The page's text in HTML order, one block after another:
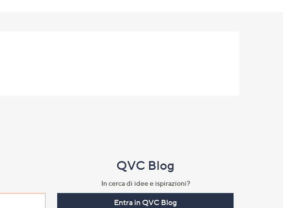
QVC Blog
In cerca di idee e ispirazioni?
Entra in QVC Blog